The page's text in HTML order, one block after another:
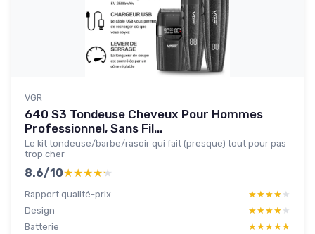
VGR
640 S3 Tondeuse Cheveux Pour Hommes
Professionnel, Sans Fil...
Le kit tondeuse/barbe/rasoir qui fait (presque) tout pour pas
trop cher
8.6/10★★★★★
★★★★★
Rapport qualité-prix ★★★★★
★★★★★
Design
★★★★★
★★★★★
Batterie
★★★★★
★★★★★